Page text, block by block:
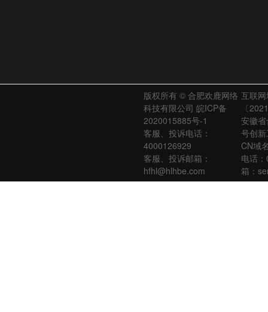
版权所有 © 合肥欢鹿网络
科技有限公司 皖ICP备
2020015885号-1
客服、投诉电话：
4000126929
客服、投诉邮箱：
hfhl@hlhbe.com
互联
〔
安徽
号创
CN域
电话
箱：